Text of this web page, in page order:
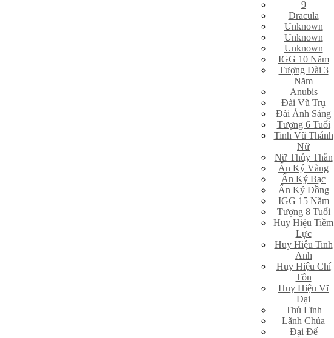
9
Dracula
Unknown
Unknown
Unknown
IGG 10 Năm
Tượng Đài 3
Năm
Anubis
Đài Vũ Trụ
Đài Ánh Sáng
Tượng 6 Tuổi
Tinh Vũ Thánh
Nữ
Nữ Thủy Thần
Ấn Ký Vàng
Ấn Ký Bạc
Ấn Ký Đồng
IGG 15 Năm
Tượng 8 Tuổi
Huy Hiệu Tiềm
Lực
Huy Hiệu Tinh
Anh
Huy Hiệu Chí
Tôn
Huy Hiệu Vĩ
Đại
Thủ Lĩnh
Lãnh Chúa
Đại Đế